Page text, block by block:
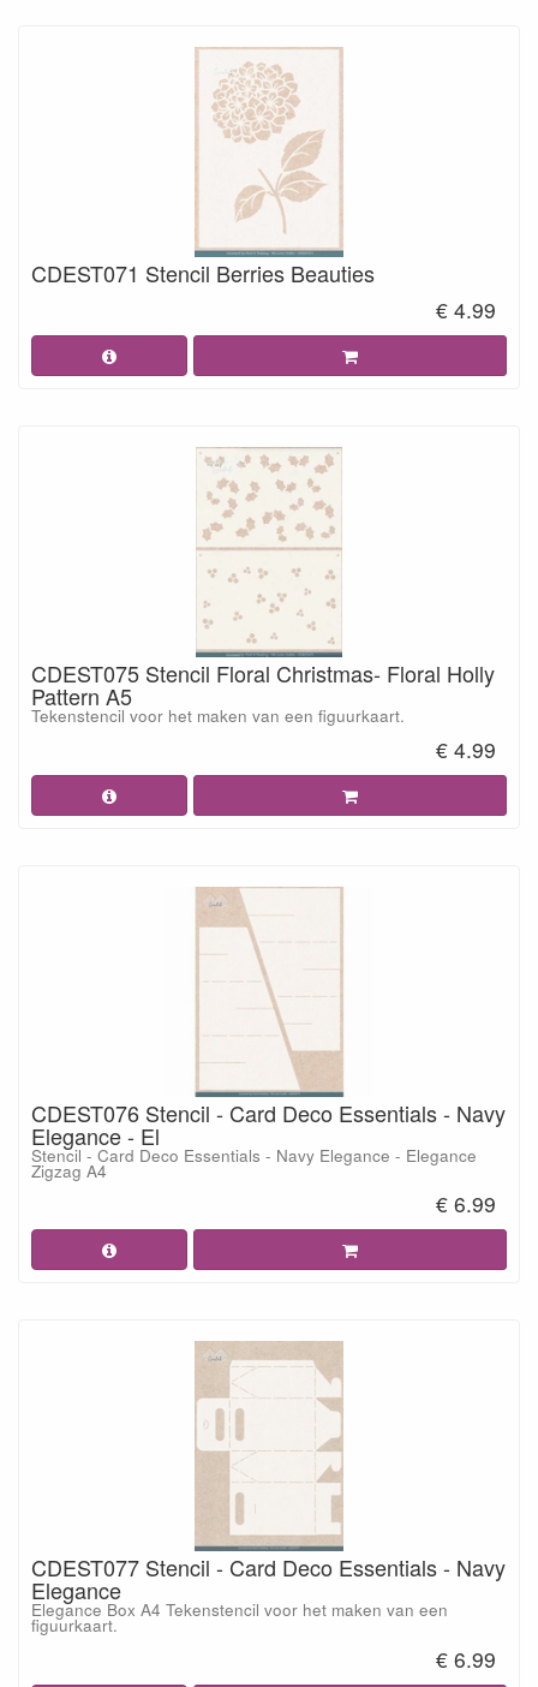
CDEST071 Stencil Berries Beauties
€ 4.99
CDEST075 Stencil Floral Christmas- Floral Holly
Pattern A5
Tekenstencil voor het maken van een figuurkaart.
€ 4.99
CDEST076 Stencil - Card Deco Essentials - Navy
Elegance - El
Stencil - Card Deco Essentials - Navy Elegance - Elegance
Zigzag A4
€ 6.99
CDEST077 Stencil - Card Deco Essentials - Navy
Elegance
Elegance Box A4 Tekenstencil voor het maken van een
figuurkaart.
€ 6.99